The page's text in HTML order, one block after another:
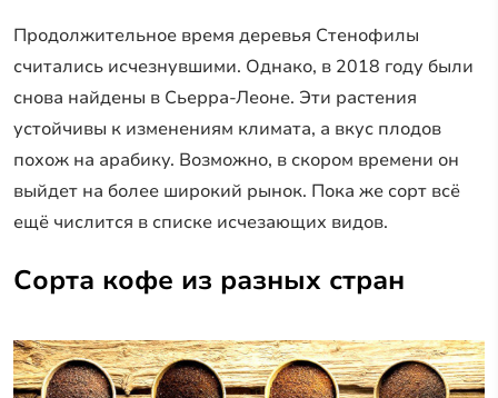
Продолжительное время деревья Стенофилы
считались исчезнувшими. Однако, в 2018 году были
снова найдены в Сьерра-Леоне. Эти растения
устойчивы к изменениям климата, а вкус плодов
похож на арабику. Возможно, в скором времени он
выйдет на более широкий рынок. Пока же сорт всё
ещё числится в списке исчезающих видов.
Сорта кофе из разных стран